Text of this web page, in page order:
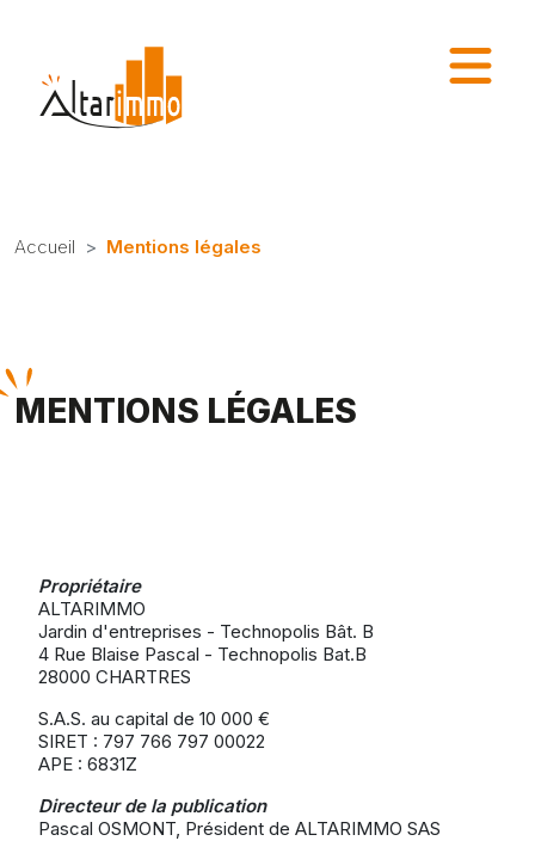
Accueil Mentions légales
MENTIONS LÉGALES
Propriétaire
ALTARIMMO
Jardin d'entreprises - Technopolis Bât. B
4 Rue Blaise Pascal - Technopolis Bat.B
28000 CHARTRES
S.A.S. au capital de 10 000 €
SIRET : 797 766 797 00022
APE : 6831Z
Directeur de la publication
Pascal OSMONT, Président de ALTARIMMO SAS